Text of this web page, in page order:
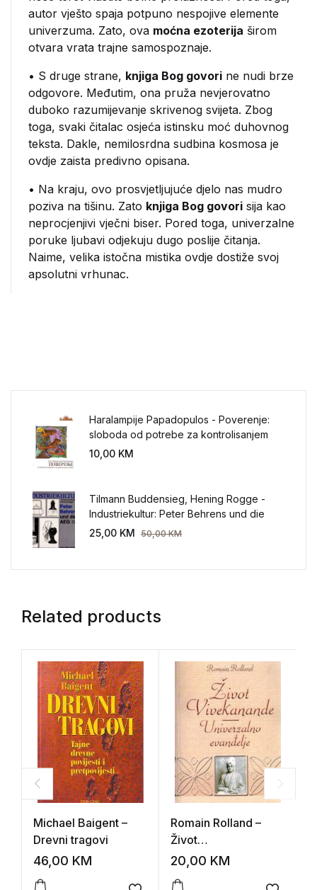
autor vješto spaja potpuno nespojive elemente
univerzuma. Zato, ova moćna ezoterija širom
otvara vrata trajne samospoznaje.
• S druge strane, knjiga Bog govori ne nudi brze
odgovore. Međutim, ona pruža nevjerovatno
duboko razumijevanje skrivenog svijeta. Zbog
toga, svaki čitalac osjeća istinsku moć duhovnog
teksta. Dakle, nemilosrdna sudbina kosmosa je
ovdje zaista predivno opisana.
• Na kraju, ovo prosvjetljujuće djelo nas mudro
poziva na tišinu. Zato knjiga Bog govori sija kao
neprocjenjivi vječni biser. Pored toga, univerzalne
poruke ljubavi odjekuju dugo poslije čitanja.
Naime, velika istočna mistika ovdje dostiže svoj
apsolutni vrhunac.
Haralampije Papadopulos - Poverenje:
sloboda od potrebe za kontrolisanjem
sveta
10,00 KM
Tilmann Buddensieg, Hening Rogge -
Industriekultur: Peter Behrens und die
AEG 1907-1914.
25,00 KM 50,00KM
Related products
Michael Baigent –
Drevni tragovi
46,00 KM
Romain Rolland –
Život
Vivekanande/Univer
20,00 KM